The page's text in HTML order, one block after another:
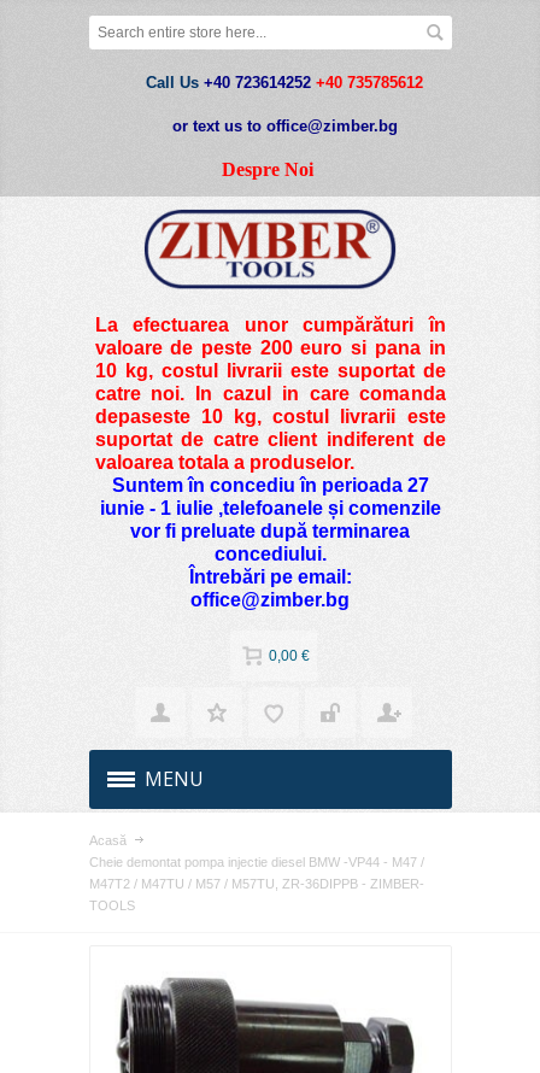
Call Us +40 723614252 +40 735785612
or text us to office@zimber.bg
Despre Noi
La efectuarea unor cumpărături în
valoare de peste200 euro si pana in
10 kg, costul livrarii este suportat de
catre noi. In cazul in care comanda
depaseste 10 kg, costul livrarii este
suportat de catre client indiferent de
valoarea totala a produselor.
Suntem în concediu în perioada 27
iunie - 1 iulie ,telefoanele și comenzile
vor fi preluate după terminarea
concediului.
Întrebări pe email:
office@zimber.bg
0,00 €
MENU
Acasă
Cheie demontat pompa injectie diesel BMW -VP44 - M47 /
M47T2 / M47TU / M57 / M57TU, ZR-36DIPPB - ZIMBER-
TOOLS